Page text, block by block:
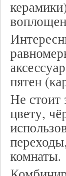
пятен
Не стоит
цвету,
комнаты.